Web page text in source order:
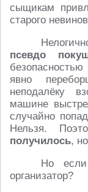
сыщикам
старого
псевдо
явно
неподалёку
машине
случайно
Нельзя.
получилось,
Но
организатор?